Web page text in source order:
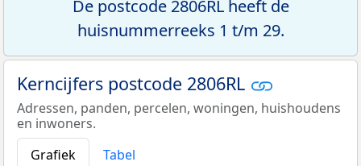
De postcode 2806RL heeft de
huisnummerreeks 1 t/m 29.
Kerncijfers postcode 2806RL
Adressen, panden, percelen, woningen, huishoudens
en inwoners.
Grafiek
Tabel